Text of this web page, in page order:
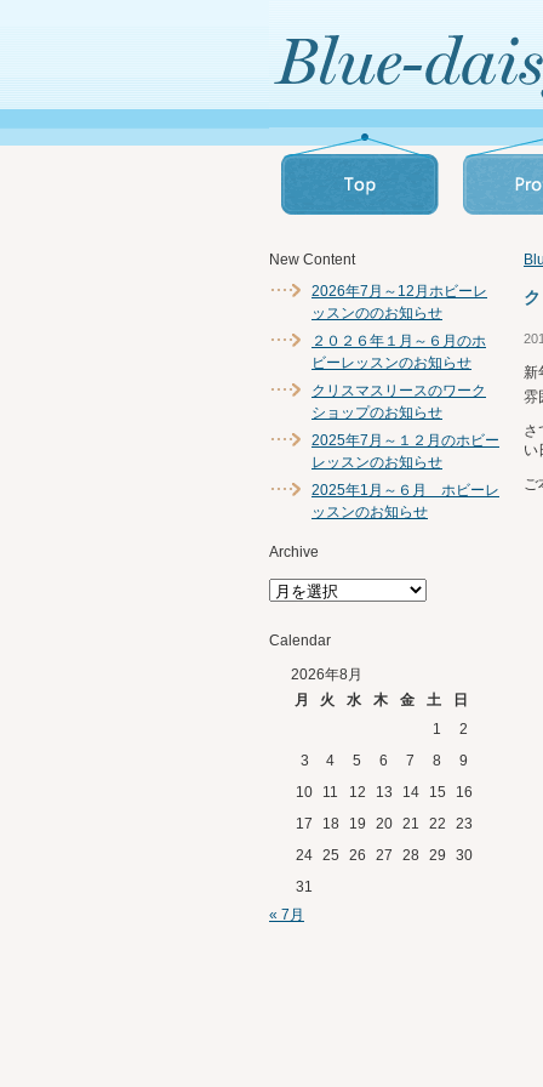
新
雰
さ
い
ご
New Content
2026年7月～12月ホビーレ
ッスンののお知らせ
２０２６年１月～６月のホ
ビーレッスンのお知らせ
クリスマスリースのワーク
ショップのお知らせ
2025年7月～１２月のホビー
レッスンのお知らせ
2025年1月～６月 ホビーレ
ッスンのお知らせ
Archive
Calendar
2026年8月
月
火 水 木 金 土
日
1
2
3
4 5 6 7 8
9
10
11 12 13 14 15
16
17
18 19 20 21 22
23
24 25 26 27 28 29
30
31
« 7月